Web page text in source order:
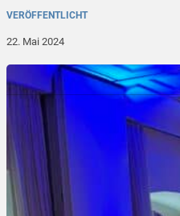
VERÖFFENTLICHT
22. Mai 2024